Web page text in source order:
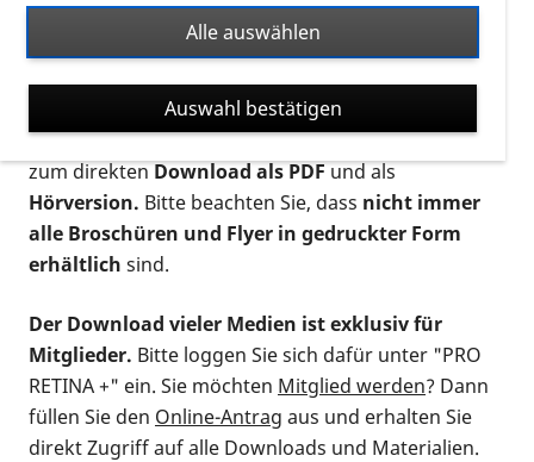
Ort. Nutzen Sie den Formatfilter, um ausschließlich
nach Flyern und Broschüren, Audios oder Videos zu
suchen. Die meisten Flyer und Broschüren werden in
verschiedenen Formaten angeboten: zur
postalischen Bestellung als gedruckte Variante
zum direktenDownload als PDFund als
Hörversion. Bitte beachten Sie, dass nicht immer
alle Broschüren und Flyer in gedruckter Form
erhältlich sind.
Der Download vieler Medien ist exklusiv für
Mitglieder. Bitte loggen Sie sich dafür unter "PRO
RETINA +" ein. Sie möchten Mitglied werden? Dann
füllen Sie den Online-Antrag aus und erhalten Sie
direkt Zugriff auf alle Downloads und Materialien.
Alle auswählen
Auswahl bestätigen